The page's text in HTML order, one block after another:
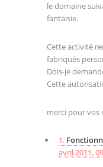
le domaine
fantaisie.
Cette activité
fabriqués
Dois-je
Cette
merci pour vos
1.
avril 2011,